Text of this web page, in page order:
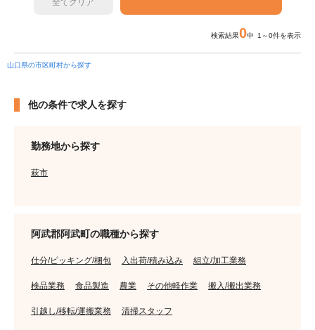
全てクリア
検索結果0中 1～0件を表示
山口県の市区町村から探す
他の条件で求人を探す
勤務地から探す
萩市
阿武郡阿武町の職種から探す
仕分/ピッキング/梱包 入出荷/積み込み 組立/加工業務
検品業務 食品製造 農業 その他軽作業 搬入/搬出業務
引越し/移転/運搬業務 清掃スタッフ